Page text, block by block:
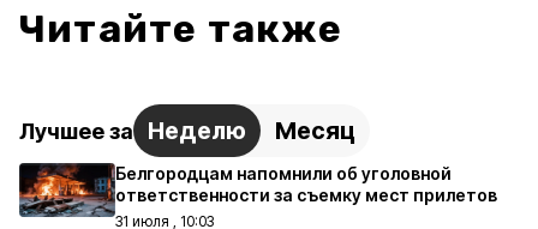
Читайте также
Лучшее за Неделю Месяц
Белгородцам напомнили об уголовной
ответственности за съемку мест прилетов
31 июля , 10:03